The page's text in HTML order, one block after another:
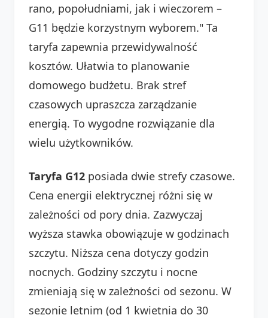
rano, popołudniami, jak i wieczorem –
G11 będzie korzystnym wyborem." Ta
taryfa zapewnia przewidywalność
kosztów. Ułatwia to planowanie
domowego budżetu. Brak stref
czasowych upraszcza zarządzanie
energią. To wygodne rozwiązanie dla
wielu użytkowników.
Taryfa G12 posiada dwie strefy czasowe.
Cena energii elektrycznej różni się w
zależności od pory dnia. Zazwyczaj
wyższa stawka obowiązuje w godzinach
szczytu. Niższa cena dotyczy godzin
nocnych. Godziny szczytu i nocne
zmieniają się w zależności od sezonu. W
sezonie letnim (od 1 kwietnia do 30